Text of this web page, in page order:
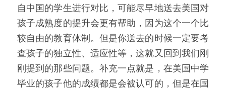
自中国的学生进行对比，可能尽早地送去美国对
孩子成熟度的提升会更有帮助，因为这个一个比
较自由的教育体制。但是你送去的时候一定要考
查孩子的独立性、适应性等，这就又回到我们刚
刚提到的那些问题。补充一点就是，在美国中学
毕业的孩子他的成绩都是会被认可的，但是在国